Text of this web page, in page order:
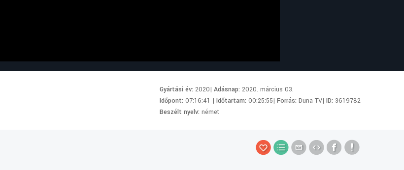
Gyártási év:2020|Adásnap:2020. március 03.
Időpont:07:16:41 |Időtartam:00:25:55|Forrás:Duna TV|ID: 3619782
Beszélt nyelv:német